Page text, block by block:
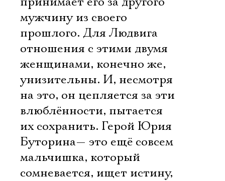
мужчину из своего
прошлого. Для Людвига
отношения с этими двумя
женщинами, конечно же,
унизительны. И, несмотря
на это, он цепляется за эти
влюблённости, пытается
их сохранить. Герой Юрия
Буторина— это ещё совсем
мальчишка, который
сомневается, ищет истину,